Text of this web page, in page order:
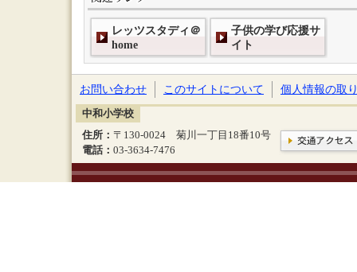
レッツスタディ＠
home
子供の学び応援サ
イト
お問い合わせ このサイトについて 個人情報の取
中和小学校
住所： 〒130-0024 菊川一丁目18番10号
電話： 03-3634-7476